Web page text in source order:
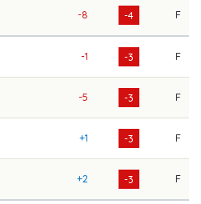
-8 -4 F
-1 -3 F
-5 -3 F
+1 -3 F
+2 -3 F